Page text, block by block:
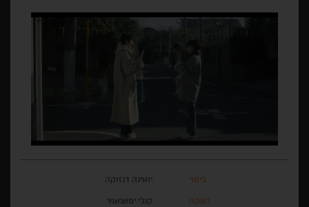
בימוי יואיגה דנזוקה
הפקה קנג'י ימאגאמי